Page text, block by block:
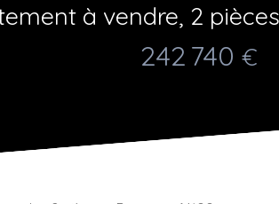
ACHETER LOUER ESTIMATION
à vendre, 2
242 740 €